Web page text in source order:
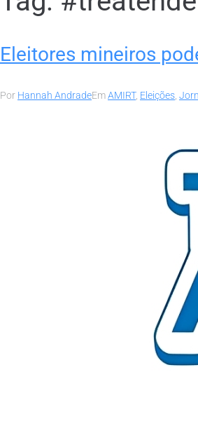
Eleitores mineiros
Por Hannah AndradeEmAMIRT, Eleições